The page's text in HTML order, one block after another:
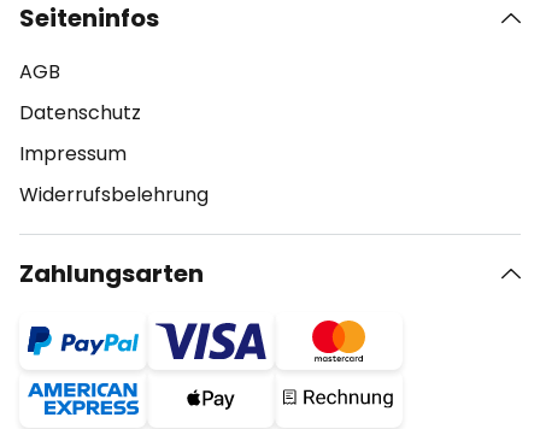
Seiteninfos
AGB
Datenschutz
Impressum
Widerrufsbelehrung
Zahlungsarten